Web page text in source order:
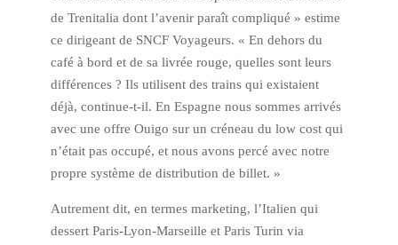
de Trenitalia dont l’avenir paraît compliqué » estime
ce dirigeant de SNCF Voyageurs. « En dehors du
café à bord et de sa livrée rouge, quelles sont leurs
différences ? Ils utilisent des trains qui existaient
déjà, continue-t-il. En Espagne nous sommes arrivés
avec une offre Ouigo sur un créneau du low cost qui
n’était pas occupé, et nous avons percé avec notre
propre système de distribution de billet. »
Autrement dit, en termes marketing, l’Italien qui
dessert Paris-Lyon-Marseille et Paris Turin via